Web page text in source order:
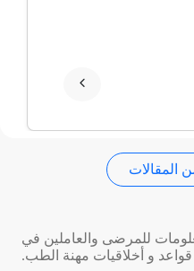
المقالات
للمرضى والعاملين في
و أخلاقيات مهنة الطب.